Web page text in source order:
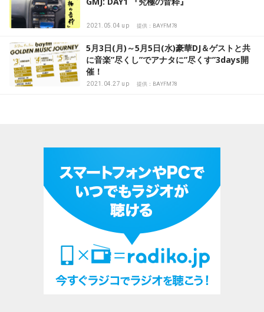
2021.05.04 up 提供：BAYFM78
5月3日(月)～5月5日(水)豪華DJ＆ゲストと共
に音楽”尽くし”でアナタに”尽くす”3days開
催！
2021.04.27 up 提供：BAYFM78